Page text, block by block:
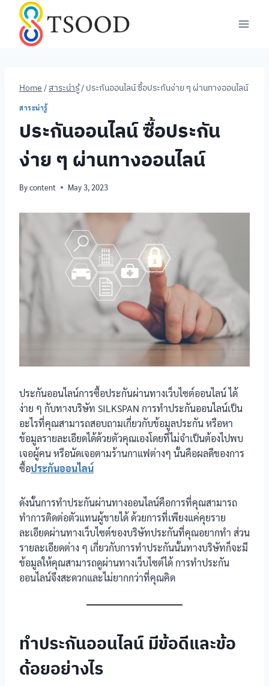
content
Home / สาระน่ารู้ / ประกันออนไลน์ ซื้อประกันง่าย ๆ ผ่านทางออนไลน์
สาระน่ารู้
ประกันออนไลน์ ซื้อประกัน
ง่าย ๆ ผ่านทางออนไลน์
Bycontent May 3, 2023
ประกันออนไลน์การซื้อประกันผ่านทางเว็บไซต์ออนไลน์ ได้
ง่าย ๆ กับทางบริษัท SILKSPAN การทำประกันออนไลน์เป็น
อะไรที่คุณสามารถสอบถามเกี่ยวกับข้อมูลประกัน หรือหา
ข้อมูลรายละเอียดได้ด้วยตัวคุณเองโดยที่ไม่จำเป็นต้องไปพบ
เจอผู้คน หรือนัดเจอตามร้านกาแฟต่างๆ นั้นคือผลดีของการ
ซื้อประกันออนไลน์
ดังนั้นการทำประกันผ่านทางออนไลน์คือการที่คุณสามารถ
ทำการติดต่อตัวแทนผู้ขายได้ ด้วยการที่เพียงแค่คุยราย
ละเอียดผ่านทางเว็บไซต์ของบริษัทประกันที่คุณอยากทำ ส่วน
รายละเอียดต่าง ๆ เกี่ยวกับการทำประกันนั้นทางบริษัทก็จะมี
ข้อมูลให้คุณสามารถดูผ่านทางเว็บไซต์ได้ การทำประกัน
ออนไลน์จึงสะดวกและไม่ยากกว่าที่คุณคิด
ทำประกันออนไลน์ มีข้อดีและข้อ
ด้อยอย่างไร